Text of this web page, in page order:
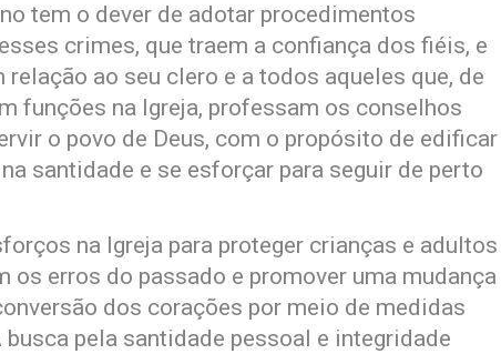
tem o dever de adotar procedimentos
crimes, que traem a confiança dos fiéis, e
ao seu clero e a todos aqueles que, de
funções na Igreja, professam os conselhos
o povo de Deus, com o propósito de edificar
santidade e se esforçar para seguir de perto
na Igreja para proteger crianças e adultos
os erros do passado e promover uma mudança
dos corações por meio de medidas
pela santidade pessoal e integridade